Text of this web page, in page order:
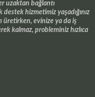
uzaktan bağlantı
hizmetimiz yaşadığınız
üretirken, evinize ya da iş
kalmaz, probleminiz hızlıca